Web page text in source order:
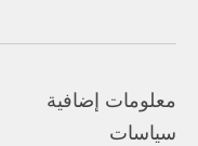
معلومات إضافية
سياسات